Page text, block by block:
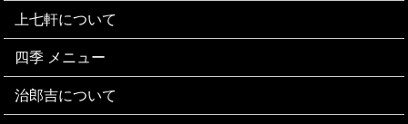
上七軒について
四季 メニュー
治郎吉について